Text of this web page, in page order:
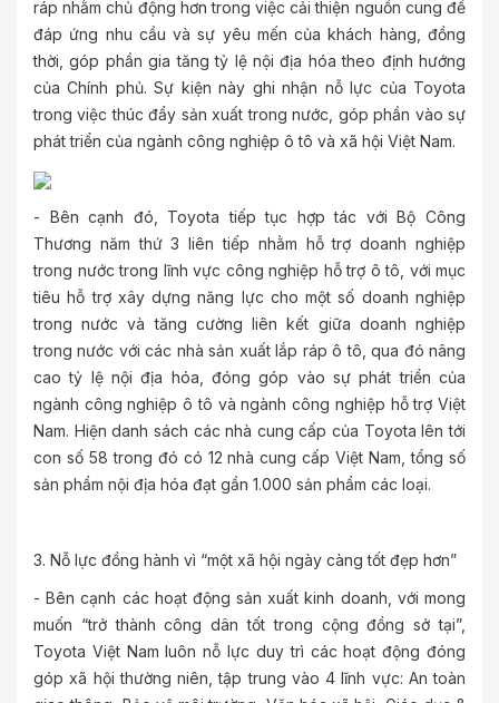
ráp nhằm chủ động hơn trong việc cải thiện nguồn cung để
đáp ứng nhu cầu và sự yêu mến của khách hàng, đồng
thời, góp phần gia tăng tỷ lệ nội địa hóa theo định hướng
của Chính phủ. Sự kiện này ghi nhận nỗ lực của Toyota
trong việc thúc đẩy sản xuất trong nước, góp phần vào sự
phát triển của ngành công nghiệp ô tô và xã hội Việt Nam.
- Bên cạnh đó, Toyota tiếp tục hợp tác với Bộ Công
Thương năm thứ 3 liên tiếp nhằm hỗ trợ doanh nghiệp
trong nước trong lĩnh vực công nghiệp hỗ trợ ô tô, với mục
tiêu hỗ trợ xây dựng năng lực cho một số doanh nghiệp
trong nước và tăng cường liên kết giữa doanh nghiệp
trong nước với các nhà sản xuất lắp ráp ô tô, qua đó nâng
cao tỷ lệ nội địa hóa, đóng góp vào sự phát triển của
ngành công nghiệp ô tô và ngành công nghiệp hỗ trợ Việt
Nam. Hiện danh sách các nhà cung cấp của Toyota lên tới
con số 58 trong đó có 12 nhà cung cấp Việt Nam, tổng số
sản phẩm nội địa hóa đạt gần 1.000 sản phẩm các loại.
3. Nỗ lực đồng hành vì “một xã hội ngày càng tốt đẹp hơn”
- Bên cạnh các hoạt động sản xuất kinh doanh, với mong
muốn “trở thành công dân tốt trong cộng đồng sở tại”,
Toyota Việt Nam luôn nỗ lực duy trì các hoạt động đóng
góp xã hội thường niên, tập trung vào 4 lĩnh vực: An toàn